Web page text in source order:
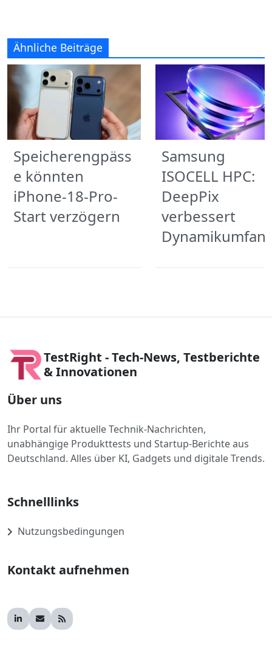
Ähnliche Beiträge
Speicherengpäss
e könnten
iPhone-18-Pro-
Start verzögern
Samsung
ISOCELL HPC:
DeepPix
verbessert
TestRight - Tech-News, Testberichte
& Innovationen
Über uns
Ihr Portal für aktuelle Technik-Nachrichten,
unabhängige Produkttests und Startup-Berichte aus
Deutschland. Alles über KI, Gadgets und digitale Trends.
Schnelllinks
Nutzungsbedingungen
Kontakt aufnehmen